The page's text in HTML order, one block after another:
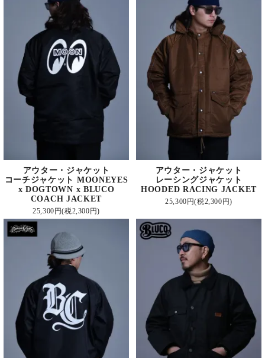
アウター・ジャケット
コーチジャケット MOONEYES
x DOGTOWN x BLUCO
COACH JACKET
25,300円(税2,300円)
アウター・ジャケット
レーシングジャケット
HOODED RACING JACKET
25,300円(税2,300円)